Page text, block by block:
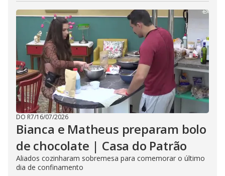
DO R7/16/07/2026
Bianca e Matheus preparam bolo
de chocolate | Casa do Patrão
Aliados cozinharam sobremesa para comemorar o último
dia de confinamento